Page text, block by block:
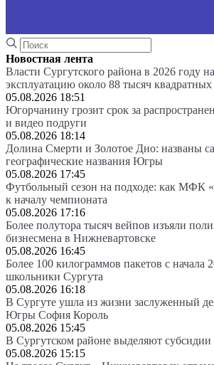
Новостная лента
Власти Сургутского района в 2026 году
эксплуатацию около 88 тысяч
05.08.2026 18:51
Югорчанину грозит срок за
и видео подруги
05.08.2026 18:14
Долина Смерти и Золотое Дно: названы
географические названия Югры
05.08.2026 17:45
Футбольный сезон на подходе: как МФК
к началу чемпионата
05.08.2026 17:16
Более полутора тысяч вейпов изъяли
бизнесмена в Нижневартовске
05.08.2026 16:45
Более 100 килограммов пакетов с начала
школьники Сургута
05.08.2026 16:18
В Сургуте ушла из жизни заслуженный
Югры София Король
05.08.2026 15:45
В Сургутском районе выделяют субсидии
05.08.2026 15:15